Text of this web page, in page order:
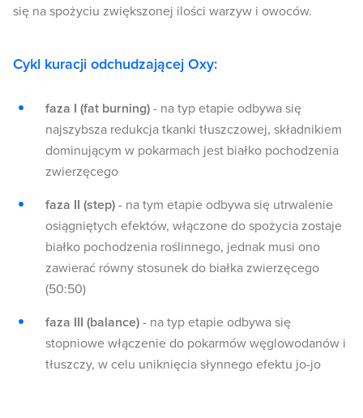
się na spożyciu zwiększonej ilości warzyw i owoców.
Cykl kuracji odchudzającej Oxy:
faza I (fat burning) - na typ etapie odbywa się
najszybsza redukcja tkanki tłuszczowej, składnikiem
dominującym w pokarmach jest białko pochodzenia
zwierzęcego
faza II (step) - na tym etapie odbywa się utrwalenie
osiągniętych efektów, włączone do spożycia zostaje
białko pochodzenia roślinnego, jednak musi ono
zawierać równy stosunek do białka zwierzęcego
(50:50)
faza III (balance) - na typ etapie odbywa się
stopniowe włączenie do pokarmów węglowodanów i
tłuszczy, w celu uniknięcia słynnego efektu jo-jo